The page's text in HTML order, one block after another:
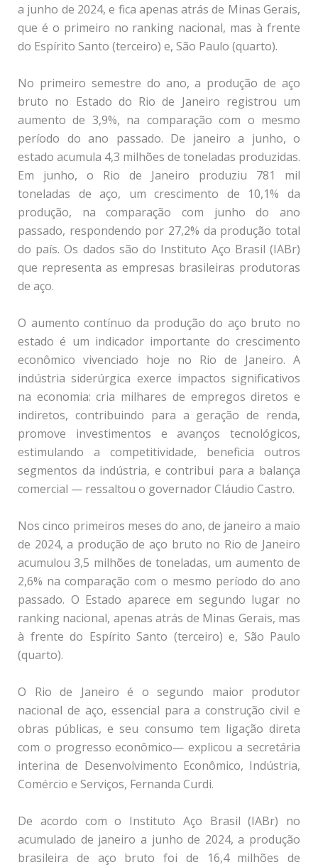
a junho de 2024, e fica apenas atrás de Minas Gerais,
que é o primeiro no ranking nacional, mas à frente
do Espírito Santo (terceiro) e, São Paulo (quarto).
No primeiro semestre do ano, a produção de aço
bruto no Estado do Rio de Janeiro registrou um
aumento de 3,9%, na comparação com o mesmo
período do ano passado. De janeiro a junho, o
estado acumula 4,3 milhões de toneladas produzidas.
Em junho, o Rio de Janeiro produziu 781 mil
toneladas de aço, um crescimento de 10,1% da
produção, na comparação com junho do ano
passado, respondendo por 27,2% da produção total
do país. Os dados são do Instituto Aço Brasil (IABr)
que representa as empresas brasileiras produtoras
de aço.
O aumento contínuo da produção do aço bruto no
estado é um indicador importante do crescimento
econômico vivenciado hoje no Rio de Janeiro. A
indústria siderúrgica exerce impactos significativos
na economia: cria milhares de empregos diretos e
indiretos, contribuindo para a geração de renda,
promove investimentos e avanços tecnológicos,
estimulando a competitividade, beneficia outros
segmentos da indústria, e contribui para a balança
comercial — ressaltou o governador Cláudio Castro.
Nos cinco primeiros meses do ano, de janeiro a maio
de 2024, a produção de aço bruto no Rio de Janeiro
acumulou 3,5 milhões de toneladas, um aumento de
2,6% na comparação com o mesmo período do ano
passado. O Estado aparece em segundo lugar no
ranking nacional, apenas atrás de Minas Gerais, mas
à frente do Espírito Santo (terceiro) e, São Paulo
(quarto).
O Rio de Janeiro é o segundo maior produtor
nacional de aço, essencial para a construção civil e
obras públicas, e seu consumo tem ligação direta
com o progresso econômico— explicou a secretária
interina de Desenvolvimento Econômico, Indústria,
Comércio e Serviços, Fernanda Curdi.
De acordo com o Instituto Aço Brasil (IABr) no
acumulado de janeiro a junho de 2024, a produção
brasileira de aço bruto foi de 16,4 milhões de